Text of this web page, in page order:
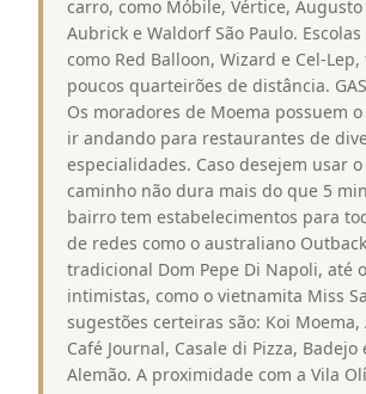
carro, como Móbile, Vértice, Augusto
Aubrick e Waldorf São Paulo.
como Red Balloon, Wizard e Cel-Lep,
poucos quarteirões de distância.
Os moradores de Moema possuem
ir andando para restaurantes de
especialidades. Caso desejem usar
caminho não dura mais do que 5
bairro tem estabelecimentos para
de redes como o australiano
tradicional Dom Pepe Di Napoli, até
intimistas, como o vietnamita Miss
sugestões certeiras são: Koi Moema,
Café Journal, Casale di Pizza, Badejo
Alemão. A proximidade com a Vila